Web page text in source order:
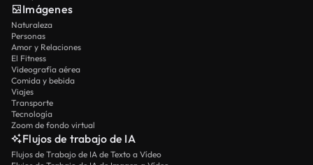
Imágenes
Naturaleza
Personas
Amor y Relaciones
El Fitness
Videografía aérea
Comida y bebida
Viajes
Transporte
Tecnología
Zoom de fondo virtual
Flujos de trabajo de IA
Flujos de Trabajo de IA de Texto a Vídeo